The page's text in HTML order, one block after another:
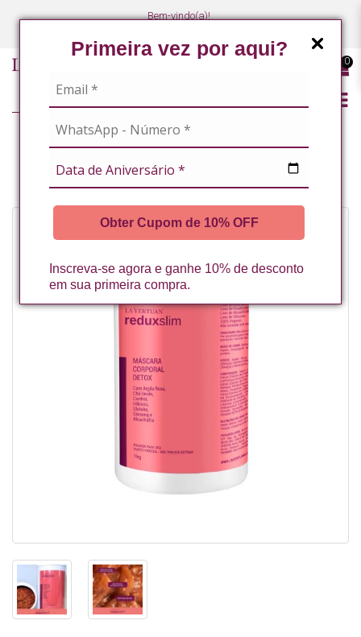
Primeira vez por aqui?
Obter Cupom de 10% OFF
Inscreva-se agora e ganhe 10% de desconto
em sua primeira compra.
Bem-vindo(a)!
0